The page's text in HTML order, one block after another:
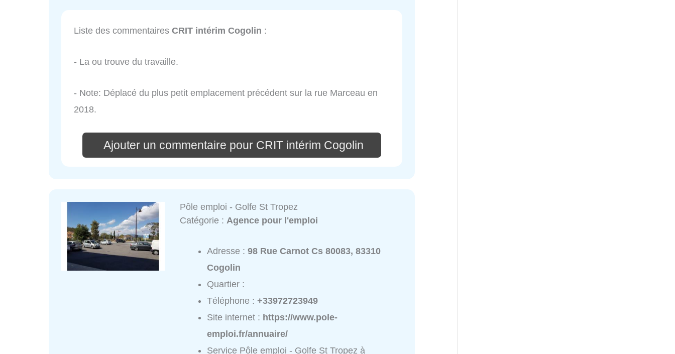
Liste des commentaires CRIT intérim Cogolin :
- La ou trouve du travaille.
- Note: Déplacé du plus petit emplacement précédent sur la rue Marceau en
2018.
Ajouter un commentaire pour CRIT intérim Cogolin
Pôle emploi - Golfe St Tropez
Catégorie : Agence pour l'emploi
Adresse :98 Rue Carnot Cs 80083, 83310
Cogolin
Quartier :
Téléphone :+33972723949
Site internet : https://www.pole-
emploi.fr/annuaire/
Service Pôle emploi - Golfe St Tropez à